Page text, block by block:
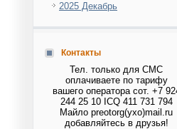
2025 Декабрь
Контакты
Тел. только для СМС
оплачиваете по тарифу
вашего оператора сот. +7
244 25 10 ICQ 411 731 794
Майло preotorg(ухо)mail.ru
добавляйтесь в друзья!